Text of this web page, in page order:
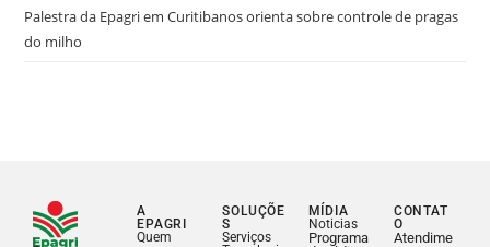
Palestra da Epagri em Curitibanos orienta sobre controle de pragas
do milho
A
EPAGRI
Quem
SOLUÇÕE
S
Serviços
MÍDIA
Noticias
Programa
CONTAT
O
Atendime